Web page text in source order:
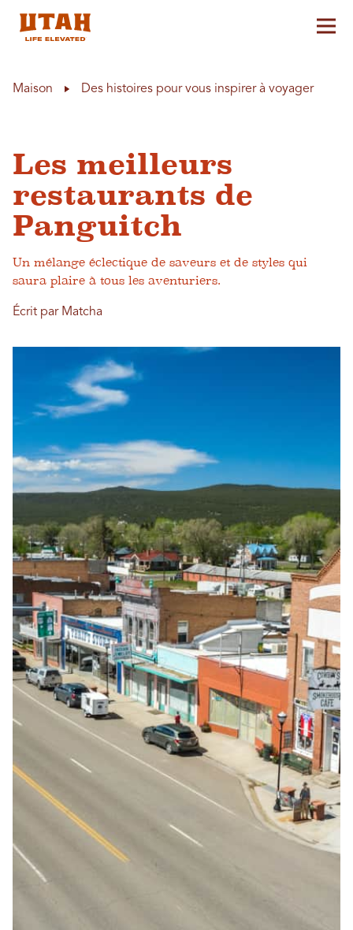
Maison Des histoires pour vous inspirer à voyager
Les meilleurs
restaurants de
Panguitch
Un mélange éclectique de saveurs et de styles qui
saura plaire à tous les aventuriers.
Écrit par Matcha